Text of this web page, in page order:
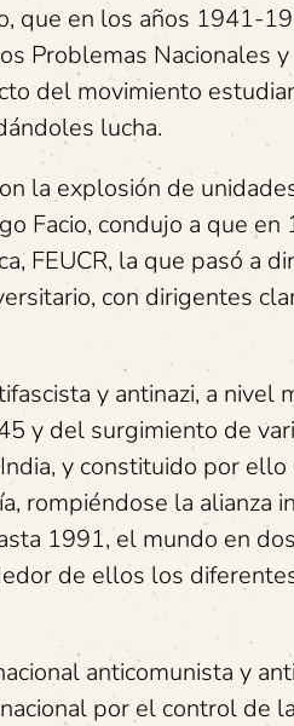
que en los años 1941-
Problemas Nacionales
del movimiento
lucha.
la explosión de
Facio, condujo a que en
FEUCR, la que pasó a
con dirigentes
y antinazi, a nivel
y del surgimiento de
y constituido por
rompiéndose la alianza
1991, el mundo en
de ellos los
anticomunista y
por el control de